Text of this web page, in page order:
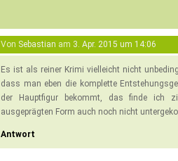
Von Sebastian am 3. Apr. 2015 um 14:06
Es ist als reiner Krimi vielleicht nicht
dass man eben die komplette
der Hauptfigur bekommt, das finde ich
ausgeprägten Form auch noch nicht
Antwort